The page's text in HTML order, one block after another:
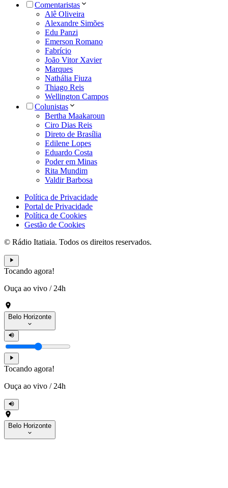
Comentaristas
Alê Oliveira
Alexandre Simões
Edu Panzi
Emerson Romano
Fabrício
João Vitor Xavier
Marques
Nathália Fiuza
Thiago Reis
Wellington Campos
Colunistas
Bertha Maakaroun
Ciro Dias Reis
Direto de Brasília
Edilene Lopes
Eduardo Costa
Poder em Minas
Rita Mundim
Valdir Barbosa
Política de Privacidade
Portal de Privacidade
Política de Cookies
Gestão de Cookies
© Rádio Itatiaia. Todos os direitos reservados.
Tocando agora!
Ouça ao vivo / 24h
Belo Horizonte
Tocando agora!
Ouça ao vivo / 24h
Belo Horizonte